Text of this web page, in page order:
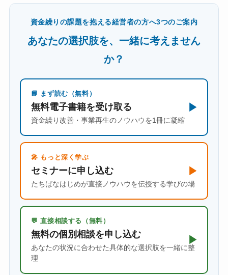
資金繰りの課題を抱える経営者の方へ3つのご案内
あなたの選択肢を、一緒に考えません
か？
📘 まず読む（無料）
無料電子書籍を受け取る
資金繰り改善・事業再生のノウハウを1冊に凝縮
▶
🎤 もっと深く学ぶ
セミナーに申し込む
たちばなはじめが直接ノウハウを伝授する学びの場
▶
💬 直接相談する（無料）
無料の個別相談を申し込む
あなたの状況に合わせた具体的な選択肢を一緒に整
理
▶